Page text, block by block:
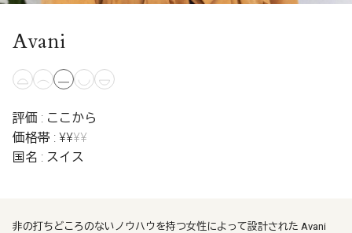
Avani
評価 : ここから
価格帯 : ¥¥¥¥
国名 : スイス
非の打ちどころのないノウハウを持つ女性によって設計された Avani